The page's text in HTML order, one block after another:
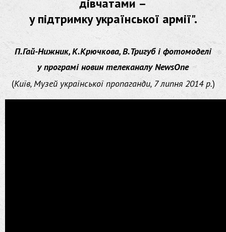
у підтримку української армії".
П.Гай-Нижник, К.Крючкова, В.Тригуб і фотомоделі
у програмі новин телеканалу NewsOne
(Київ, Музей української пропаганди, 7 липня 2014 р.)